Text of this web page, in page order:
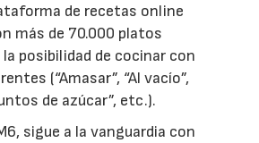
de recetas online
más de 70.000 platos
posibilidad de cocinar con
(“Amasar”, “Al vacío”,
de azúcar”, etc.).
sigue a la vanguardia con